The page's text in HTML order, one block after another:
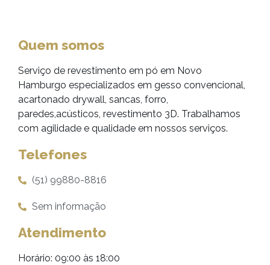
Quem somos
Serviço de revestimento em pó em Novo
Hamburgo especializados em gesso convencional,
acartonado drywall, sancas, forro,
paredes,acústicos, revestimento 3D. Trabalhamos
com agilidade e qualidade em nossos serviços.
Telefones
(51) 99880-8816
Sem informação
Atendimento
Horário: 09:00 às 18:00